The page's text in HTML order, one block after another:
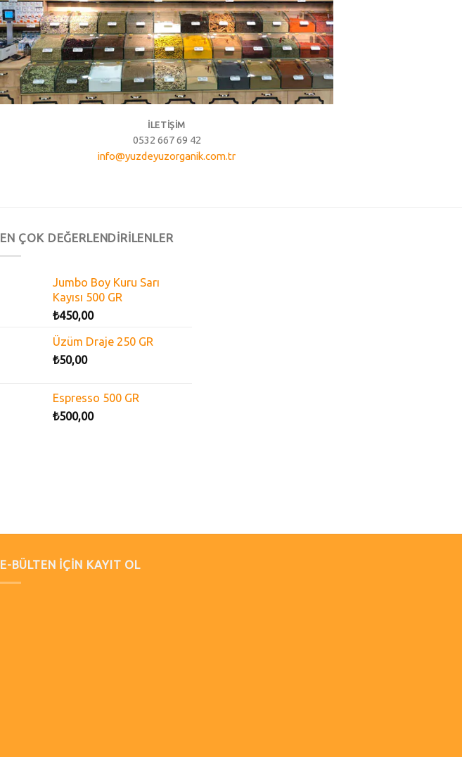
İLETIŞIM
0532 667 69 42
info@yuzdeyuzorganik.com.tr
EN ÇOK DEĞERLENDİRİLENLER
Jumbo Boy Kuru Sarı
Kayısı 500 GR
₺450,00
Üzüm Draje 250 GR
₺50,00
Espresso 500 GR
₺500,00
E-BÜLTEN İÇİN KAYIT OL